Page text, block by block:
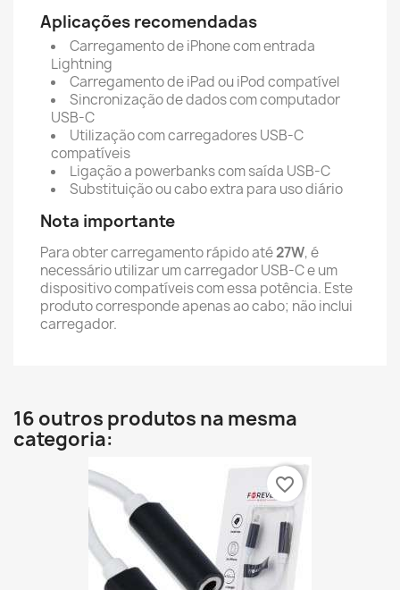
Aplicações recomendadas
Carregamento de iPhone com entrada
Lightning
Carregamento de iPad ou iPod compatível
Sincronização de dados com computador
USB-C
Utilização com carregadores USB-C
compatíveis
Ligação a powerbanks com saída USB-C
Substituição ou cabo extra para uso diário
Nota importante
Para obter carregamento rápido até27W, é
necessário utilizar um carregador USB-C e um
dispositivo compatíveis com essa potência. Este
produto corresponde apenas ao cabo; não inclui
carregador.
16 outros produtos na mesma
categoria:
favorite_border